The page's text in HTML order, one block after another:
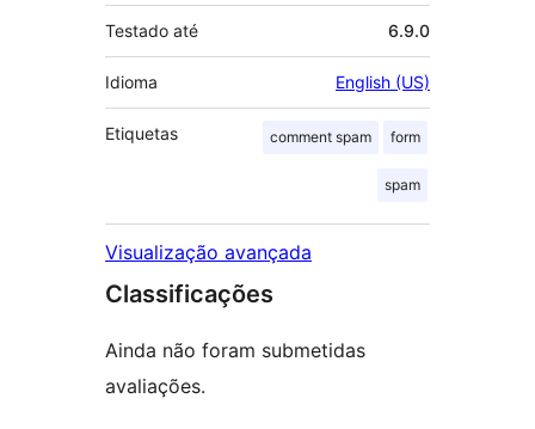
Testado até 6.9.0
Idioma English (US)
Etiquetas comment spam form
spam
Visualização avançada
Classificações
Ainda não foram submetidas
avaliações.